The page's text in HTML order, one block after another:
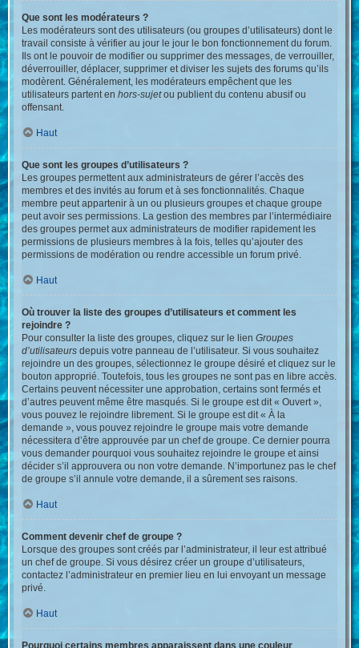
Que sont les modérateurs ?
Les modérateurs sont des utilisateurs (ou groupes d’utilisateurs) dont le
travail consiste à vérifier au jour le jour le bon fonctionnement du forum.
Ils ont le pouvoir de modifier ou supprimer des messages, de verrouiller,
déverrouiller, déplacer, supprimer et diviser les sujets des forums qu’ils
modèrent. Généralement, les modérateurs empêchent que les
utilisateurs partent enhors-sujetou publient du contenu abusif ou
offensant.
Haut
Que sont les groupes d’utilisateurs ?
Les groupes permettent aux administrateurs de gérer l’accès des
membres et des invités au forum et à ses fonctionnalités. Chaque
membre peut appartenir à un ou plusieurs groupes et chaque groupe
peut avoir ses permissions. La gestion des membres par l’intermédiaire
des groupes permet aux administrateurs de modifier rapidement les
permissions de plusieurs membres à la fois, telles qu’ajouter des
permissions de modération ou rendre accessible un forum privé.
Haut
Où trouver la liste des groupes d’utilisateurs et comment les
rejoindre ?
Pour consulter la liste des groupes, cliquez sur le lienGroupes
d’utilisateurs depuis votre panneau de l’utilisateur. Si vous souhaitez
rejoindre un des groupes, sélectionnez le groupe désiré et cliquez sur le
bouton approprié. Toutefois, tous les groupes ne sont pas en libre accès.
Certains peuvent nécessiter une approbation, certains sont fermés et
d’autres peuvent même être masqués. Si le groupe est dit « Ouvert »,
vous pouvez le rejoindre librement. Si le groupe est dit « À la
demande », vous pouvez rejoindre le groupe mais votre demande
nécessitera d’être approuvée par un chef de groupe. Ce dernier pourra
vous demander pourquoi vous souhaitez rejoindre le groupe et ainsi
décider s’il approuvera ou non votre demande. N’importunez pas le chef
de groupe s’il annule votre demande, il a sûrement ses raisons.
Haut
Comment devenir chef de groupe ?
Lorsque des groupes sont créés par l’administrateur, il leur est attribué
un chef de groupe. Si vous désirez créer un groupe d’utilisateurs,
contactez l’administrateur en premier lieu en lui envoyant un message
privé.
Haut
Pourquoi certains membres apparaissent dans une couleur